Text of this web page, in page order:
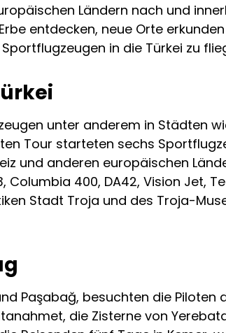
Ländern nach und
entdecken, neue Orte
in die Türkei zu
unter anderem in Städten
Tour starteten sechs
und anderen europäischen
400, DA42, Vision Jet,
Stadt Troja und des Troja-
Paşabağ, besuchten die
die Zisterne von